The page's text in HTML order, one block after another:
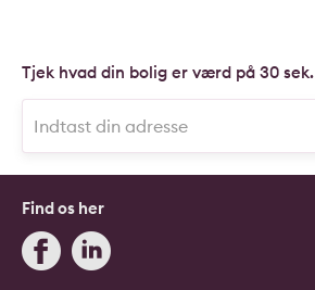
Tjek hvad din bolig er værd på 30 sek.
Find os her